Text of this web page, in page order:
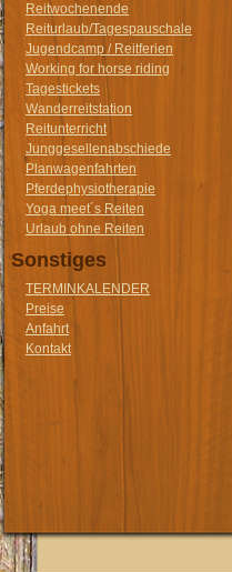
Reitwochenende
Reiturlaub/Tagespauschale
Jugendcamp / Reitferien
Working for horse riding
Tagestickets
Wanderreitstation
Reitunterricht
Junggesellenabschiede
Planwagenfahrten
Pferdephysiotherapie
Yoga meet´s Reiten
Urlaub ohne Reiten
Sonstiges
TERMINKALENDER
Preise
Anfahrt
Kontakt